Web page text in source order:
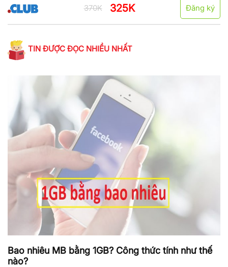
370K 325K Đăng ký
TIN ĐƯỢC ĐỌC NHIỀU NHẤT
Bao nhiêu MB bằng 1GB? Công thức tính như thế
nào?